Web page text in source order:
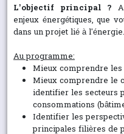
L’objectif principal ?
enjeux énergétiques, que
dans un projet lié à l'énergie.
Au programme:
Mieux comprendre
Mieux comprendre le
identifier les secteurs
consommations
Identifier les
principales filières de